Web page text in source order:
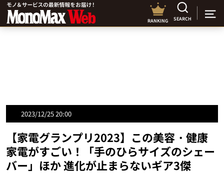
RANKING SEARCH
2023/12/25 20:00
【家電グランプリ2023】この美容・健康
家電がすごい！「手のひらサイズのシェー
バー」ほか 進化が止まらないギア3傑